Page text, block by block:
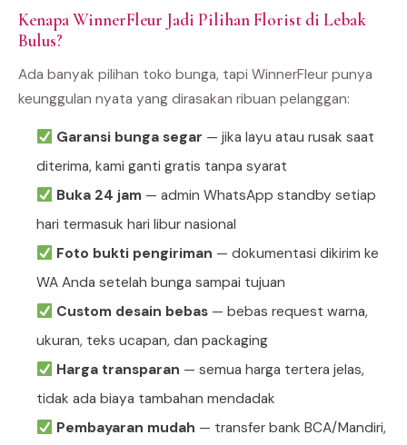
Kenapa WinnerFleur Jadi Pilihan Florist di Lebak
Bulus?
Ada banyak pilihan toko bunga, tapi WinnerFleur punya
keunggulan nyata yang dirasakan ribuan pelanggan:
Garansi bunga segar — jika layu atau rusak saat
diterima, kami ganti gratis tanpa syarat
Buka 24 jam— admin WhatsApp standby setiap
hari termasuk hari libur nasional
Foto bukti pengiriman — dokumentasi dikirim ke
WA Anda setelah bunga sampai tujuan
Custom desain bebas— bebas request warna,
ukuran, teks ucapan, dan packaging
Harga transparan — semua harga tertera jelas,
tidak ada biaya tambahan mendadak
Pembayaran mudah — transfer bank BCA/Mandiri,